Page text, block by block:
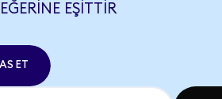
EŞITTIR
ET